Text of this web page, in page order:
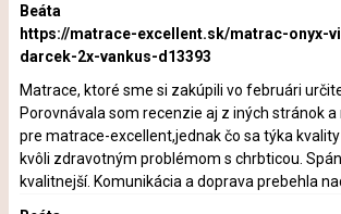
Beáta
https://matrace-excellent.sk/matrac-onyx-
darcek-2x-vankus-d13393
Matrace, ktoré sme si zakúpili vo februári
Porovnávala som recenzie aj z iných stránok
pre matrace-excellent,jednak čo sa týka kvality
kvôli zdravotným problémom s chrbticou.
kvalitnejší. Komunikácia a doprava prebehla